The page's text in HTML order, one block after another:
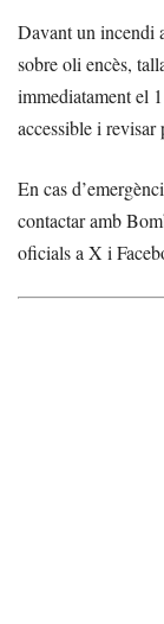
Davant un incendi
sobre oli encès,
immediatament el
accessible i revisar
En cas
contactar amb
oficials a X i